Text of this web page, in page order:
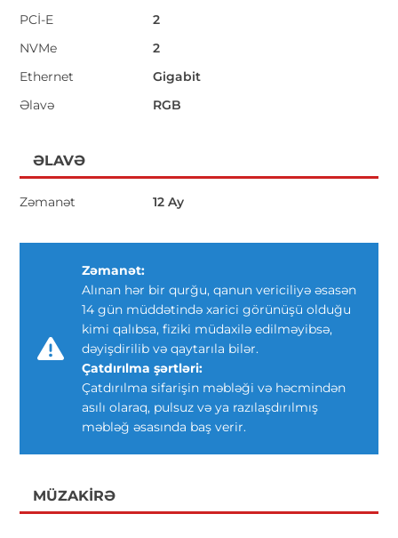
PCİ-E
2
NVMe
2
Ethernet
Gigabit
Əlavə
RGB
ƏLAVƏ
Zəmanət 12 Ay
Zəmanət:
Alınan hər bir qurğu, qanun vericiliyə əsasən
14 gün müddətində xarici görünüşü olduğu
kimi qalıbsa, fiziki müdaxilə edilməyibsə,
dəyişdirilib və qaytarıla bilər.
Çatdırılma şərtləri:
Çatdırılma sifarişin məbləği və həcmindən
asılı olaraq, pulsuz və ya razılaşdırılmış
məbləğ əsasında baş verir.
MÜZAKIRƏ